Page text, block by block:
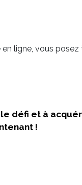
ligne, vous
défi et à
!